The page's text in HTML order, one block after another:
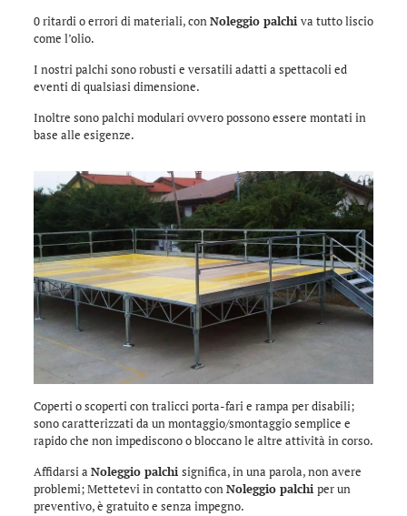
0 ritardi o errori di materiali, conNoleggio palchi va tutto liscio
come l’olio.
I nostri palchi sono robusti e versatili adatti a spettacoli ed
eventi di qualsiasi dimensione.
Inoltre sono palchi modulari ovvero possono essere montati in
base alle esigenze.
Coperti o scoperti con tralicci porta-fari e rampa per disabili;
sono caratterizzati da un montaggio/smontaggio semplice e
rapido che non impediscono o bloccano le altre attività in corso.
Affidarsi a Noleggio palchi significa, in una parola, non avere
problemi; Mettetevi in contatto conNoleggio palchi per un
preventivo, è gratuito e senza impegno.